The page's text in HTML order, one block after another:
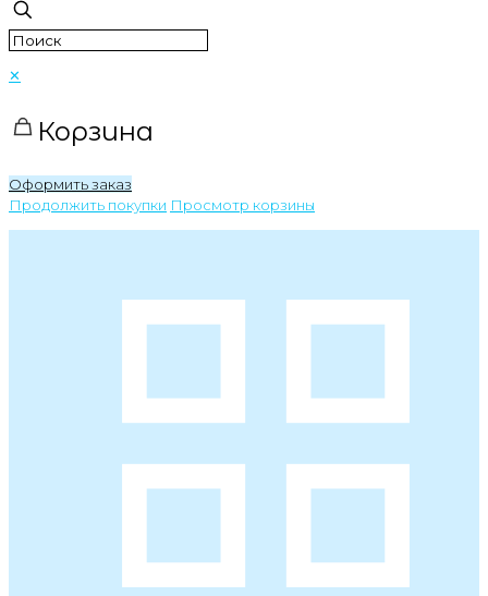
✕
Корзина
Оформить заказ
Продолжить покупки Просмотр корзины